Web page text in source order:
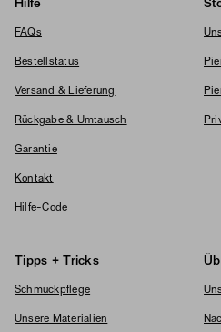
Hilfe
FAQs
Bestellstatus
Versand & Lieferung
Rückgabe & Umtausch
Garantie
Kontakt
Hilfe-Code
Tipps + Tricks
Schmuckpflege
Unsere Materialien